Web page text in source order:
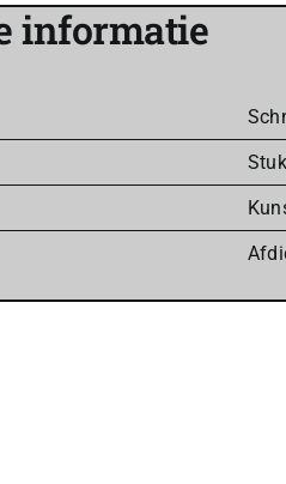
informatie
Stuk